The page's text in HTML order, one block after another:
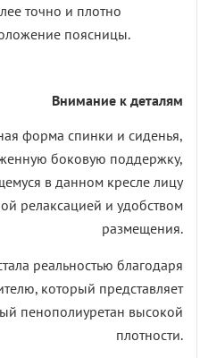
точно и плотно
поясницы.
Внимание к деталям
форма спинки и сиденья,
боковую поддержку,
в данном кресле лицу
релаксацией и удобством
размещения.
реальностью благодаря
который представляет
пенополиуретан высокой
плотности.